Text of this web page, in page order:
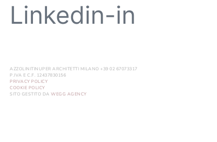
Linkedin-in
AZZOLINITINUPER ARCHITETTI MILANO +39 02 67073317
P.IVA E C.F. 12437830156
PRIVACY POLICY
COOKIE POLICY
SITO GESTITO DA WEGG AGENCY